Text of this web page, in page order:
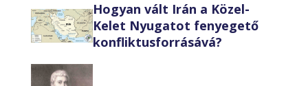
Hogyan vált Irán a Közel-
Kelet Nyugatot fenyegető
konfliktusforrásává?